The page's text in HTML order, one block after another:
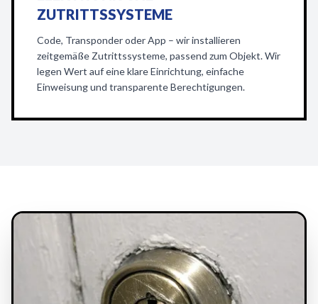
ZUTRITTSSYSTEME
Code, Transponder oder App – wir installieren
zeitgemäße Zutrittssysteme, passend zum Objekt. Wir
legen Wert auf eine klare Einrichtung, einfache
Einweisung und transparente Berechtigungen.